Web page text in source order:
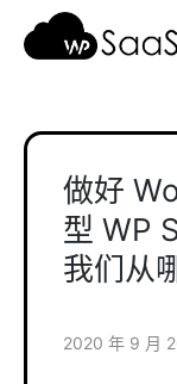
做好
型 WP
我们从
2020 年 9 月